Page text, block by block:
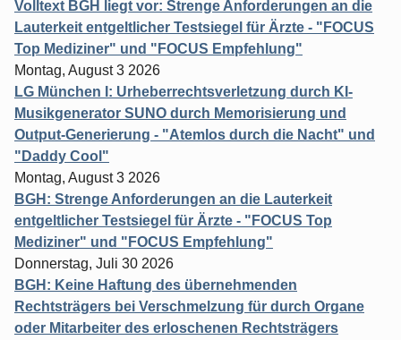
Volltext BGH liegt vor: Strenge Anforderungen an die
Lauterkeit entgeltlicher Testsiegel für Ärzte - "FOCUS
Top Mediziner" und "FOCUS Empfehlung"
Montag, August 3 2026
LG München I: Urheberrechtsverletzung durch KI-
Musikgenerator SUNO durch Memorisierung und
Output-Generierung - "Atemlos durch die Nacht" und
"Daddy Cool"
Montag, August 3 2026
BGH: Strenge Anforderungen an die Lauterkeit
entgeltlicher Testsiegel für Ärzte - "FOCUS Top
Mediziner" und "FOCUS Empfehlung"
Donnerstag, Juli 30 2026
BGH: Keine Haftung des übernehmenden
Rechtsträgers bei Verschmelzung für durch Organe
oder Mitarbeiter des erloschenen Rechtsträgers